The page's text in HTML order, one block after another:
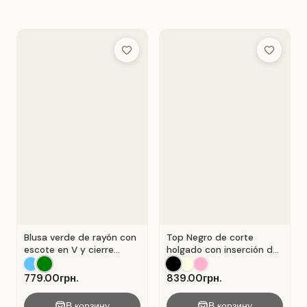
Add to Wish List
Blusa verde de rayón con
escote en V y cierre
Verde .
779.00грн.
Add to
Top Negro de corte
holgado con inserción de
encaje calado.
839.00грн.